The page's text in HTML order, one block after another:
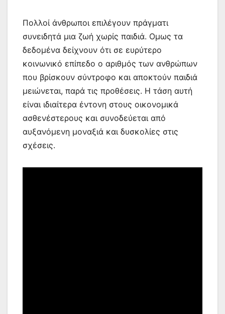
Πολλοί άνθρωποι επιλέγουν πράγματι
συνειδητά μια ζωή χωρίς παιδιά. Ομως τα
δεδομένα δείχνουν ότι σε ευρύτερο
κοινωνικό επίπεδο ο αριθμός των ανθρώπων
που βρίσκουν σύντροφο και αποκτούν παιδιά
μειώνεται, παρά τις προθέσεις. Η τάση αυτή
είναι ιδιαίτερα έντονη στους οικονομικά
ασθενέστερους και συνοδεύεται από
αυξανόμενη μοναξιά και δυσκολίες στις
σχέσεις.